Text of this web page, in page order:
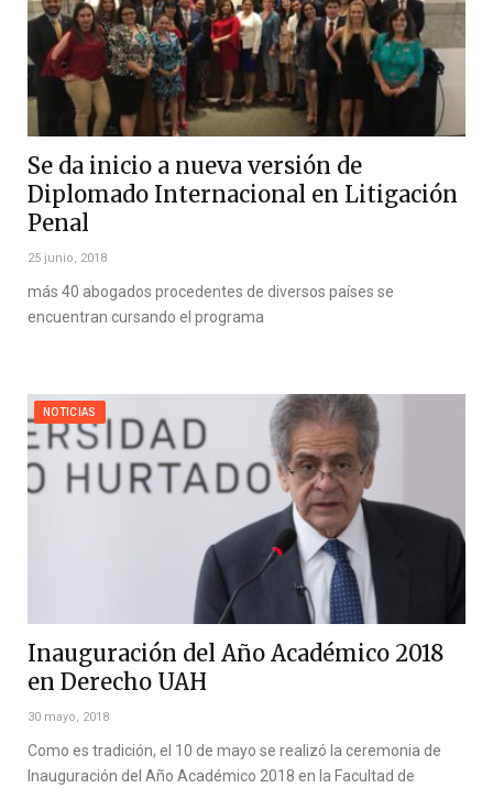
Se da inicio a nueva versión de
Diplomado Internacional en Litigación
Penal
25 junio, 2018
más 40 abogados procedentes de diversos países se
encuentran cursando el programa
NOTICIAS
Inauguración del Año Académico 2018
en Derecho UAH
30 mayo, 2018
Como es tradición, el 10 de mayo se realizó la ceremonia de
Inauguración del Año Académico 2018 en la Facultad de